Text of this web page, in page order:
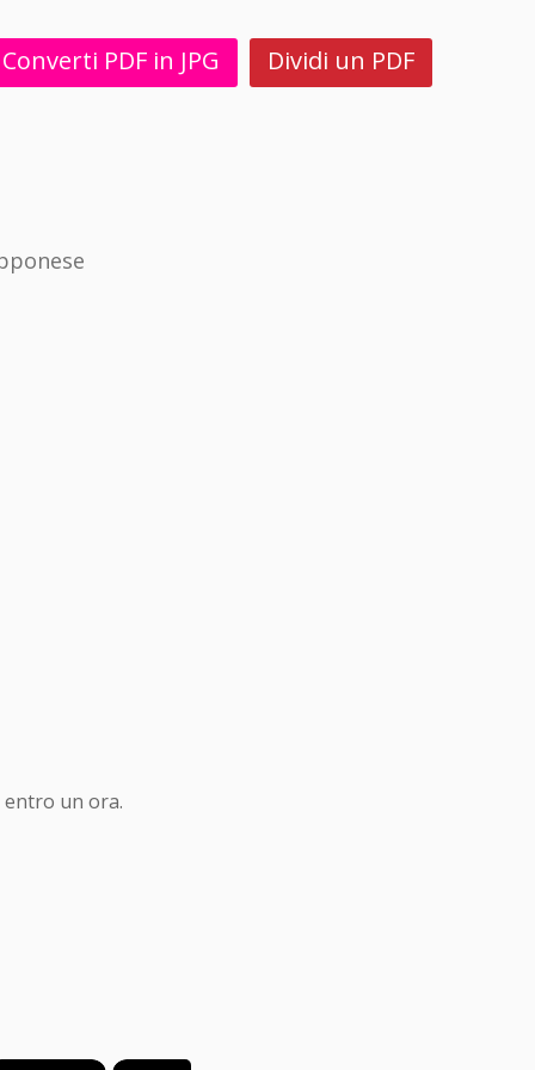
Converti PDF in JPG Dividi un PDF
un ora.